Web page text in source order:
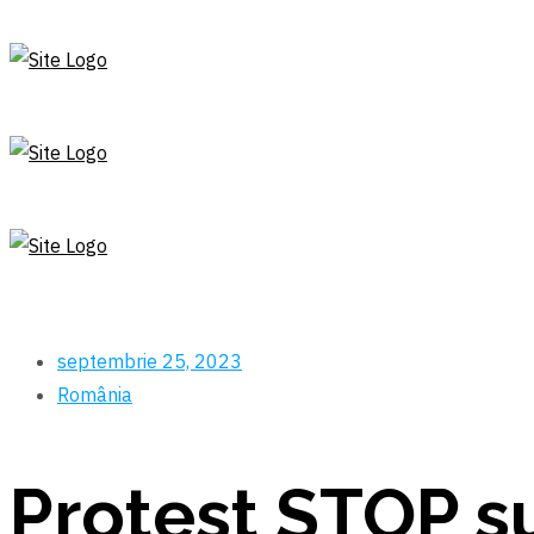
septembrie 25, 2023
România
Protest STOP